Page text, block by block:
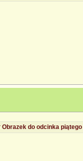
Obrazek do odcinka